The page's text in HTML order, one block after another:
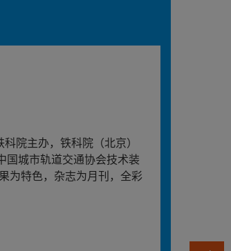
院主办，铁科院（北京）
国城市轨道交通协会技术装
为特色，杂志为月刊，全彩